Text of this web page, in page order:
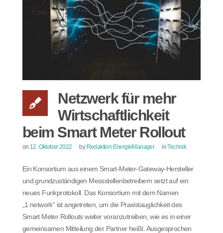
Netzwerk für mehr
Wirtschaftlichkeit
beim Smart Meter Rollout
on 12. Oktober 2022 by Redaktion EnergieManager inTechnik
Ein Konsortium aus einem Smart-Meter-Gateway-Hersteller
und grundzuständigen Messstellenbetreibern setzt auf ein
neues Funkprotokoll. Das Konsortium mit dem Namen
„1:network“ ist angetreten, um die Praxistauglichkeit des
Smart Meter Rollouts weiter voranzutreiben, wie es in einer
gemeinsamen Mitteilung der Partner heißt. Ausgesprochen